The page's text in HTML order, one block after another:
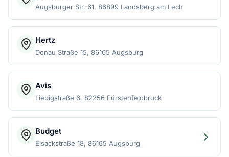
Augsburger Str. 61, 86899 Landsberg am Lech
Hertz
Donau Straße 15, 86165 Augsburg
Avis
Liebigstraße 6, 82256 Fürstenfeldbruck
Budget
Eisackstraße 18, 86165 Augsburg